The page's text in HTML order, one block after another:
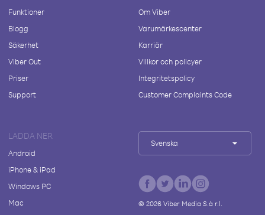
Funktioner
Blogg
Säkerhet
Viber Out
Priser
Support
Om Viber
Varumärkescenter
Karriär
Villkor och policyer
Integritetspolicy
Customer Complaints Code
LADDA NER
Android
iPhone & iPad
Windows PC
Mac
Svenska
© 2026Viber Media S.à r.l.